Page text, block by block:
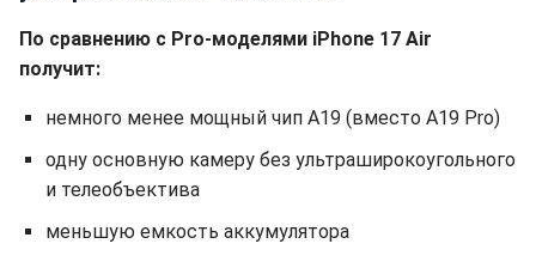
По сравнению с Pro-моделями iPhone 17 Air
получит:
немного менее мощный чип A19 (вместо A19 Pro)
одну основную камеру без ультраширокоугольного
и телеобъектива
меньшую емкость аккумулятора